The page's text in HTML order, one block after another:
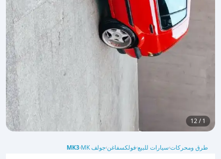
1 / 12
طرق ومحركات›سيارات للبيع›فولكسفاغن›جولف MK ›
MK3